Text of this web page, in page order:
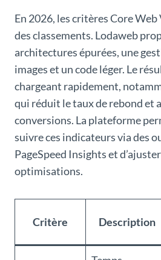
En 2026, les critères Core
des classements. Lodaweb
architectures épurées, une
images et un code léger. Le
chargeant rapidement,
qui réduit le taux de rebond et
conversions. La plateforme
suivre ces indicateurs via des
PageSpeed Insights et
optimisations.
Critère Description